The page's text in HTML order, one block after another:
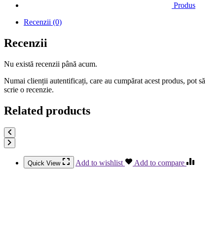
Produs
Recenzii (0)
Recenzii
Nu există recenzii până acum.
Numai clienții autentificați, care au cumpărat acest produs, pot să
scrie o recenzie.
Related products
Quick View Add to wishlist Add to compare